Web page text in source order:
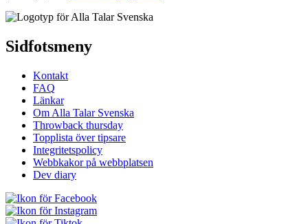
Sidfotsmeny
Kontakt
FAQ
Länkar
Om Alla Talar Svenska
Throwback thursday
Topplista över tipsare
Integritetspolicy
Webbkakor på webbplatsen
Dev diary